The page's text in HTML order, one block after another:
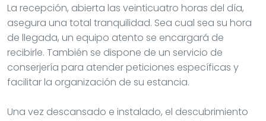
La recepción, abierta las veinticuatro horas del día,
asegura una total tranquilidad. Sea cual sea su hora
de llegada, un equipo atento se encargará de
recibirle. También se dispone de un servicio de
conserjería para atender peticiones específicas y
facilitar la organización de su estancia.
Una vez descansado e instalado, el descubrimiento